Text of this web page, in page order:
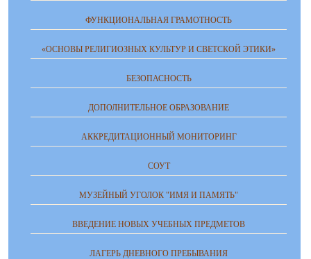
ФУНКЦИОНАЛЬНАЯ ГРАМОТНОСТЬ
«ОСНОВЫ РЕЛИГИОЗНЫХ КУЛЬТУР И СВЕТСКОЙ ЭТИКИ»
БЕЗОПАСНОСТЬ
ДОПОЛНИТЕЛЬНОЕ ОБРАЗОВАНИЕ
АККРЕДИТАЦИОННЫЙ МОНИТОРИНГ
СОУТ
МУЗЕЙНЫЙ УГОЛОК "ИМЯ И ПАМЯТЬ"
ВВЕДЕНИЕ НОВЫХ УЧЕБНЫХ ПРЕДМЕТОВ
ЛАГЕРЬ ДНЕВНОГО ПРЕБЫВАНИЯ